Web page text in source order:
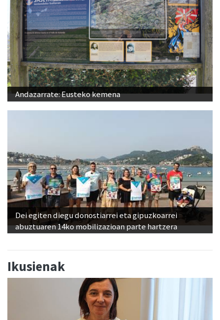
Andazarrate: Eusteko kemena
Dei egiten diegu donostiarrei eta gipuzkoarrei
abuztuaren 14ko mobilizazioan parte hartzera